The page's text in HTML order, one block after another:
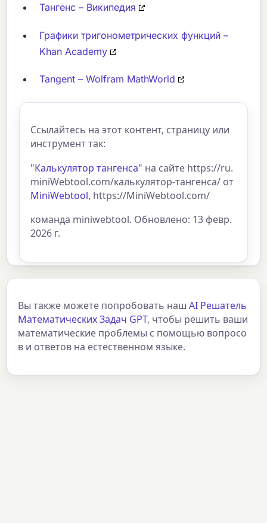
Тангенс – Википедия
Графики тригонометрических функций –
Khan Academy
Tangent – Wolfram MathWorld
Ссылайтесь на этот контент, страницу или
инструмент так:
"Калькулятор тангенса" на сайте https://ru.
miniWebtool.com/калькулятор-тангенса/ от
MiniWebtool, https://MiniWebtool.com/
команда miniwebtool. Обновлено: 13 февр.
2026 г.
Вы также можете попробовать нашAI Решатель
Математических Задач GPT, чтобы решить ваши
математические проблемы с помощью вопросо
в и ответов на естественном языке.